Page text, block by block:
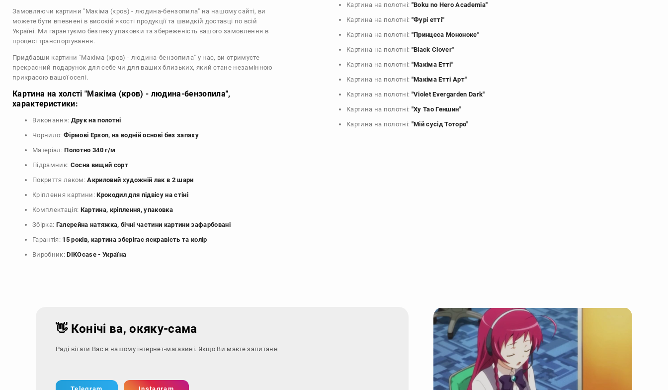
Замовляючи картини "Макіма (кров) - людина-бензопила" на нашому сайті, ви
можете бути впевнені в високій якості продукції та швидкій доставці по всій
Україні. Ми гарантуємо безпеку упаковки та збереженість вашого замовлення в
процесі транспортування.
Придбавши картини "Макіма (кров) - людина-бензопила" у нас, ви отримуєте
прекрасний подарунок для себе чи для ваших близьких, який стане незамінною
прикрасою вашої оселі.
Картина на холсті "Макіма (кров) - людина-бензопила",
характеристики:
Виконання: Друк на полотні
Чорнило: Фірмові Epson, на водній основі без запаху
Матеріал:Полотно 340 г/м
Підрамник: Сосна вищий сорт
Покриття лаком:Акриловий художній лак в 2 шари
Кріплення картини:Крокодил для підвісу на стіні
Комплектація: Картина, кріплення, упаковка
Збірка: Галерейна натяжка, бічні частини картини зафарбовані
Гарантія: 15 років, картина зберігає яскравість та колір
Виробник:DIKOcase - Україна
Картина на полотні: "Boku no Hero Academia"
Картина на полотні: "Фурі етті"
Картина на полотні: "Принцеса Мононоке"
Картина на полотні: "Black Clover"
Картина на полотні: "Макіма Етті"
Картина на полотні: "Макіма Етті Арт"
Картина на полотні: "Violet Evergarden Dark"
Картина на полотні: "Ху Тао Геншин"
Картина на полотні: "Мій сусід Тоторо"
👋 Конічі ва, окяку-сама
Раді вітати Вас в нашому інтернет-магазині. Якщо Ви маєте запитання - зверніться з